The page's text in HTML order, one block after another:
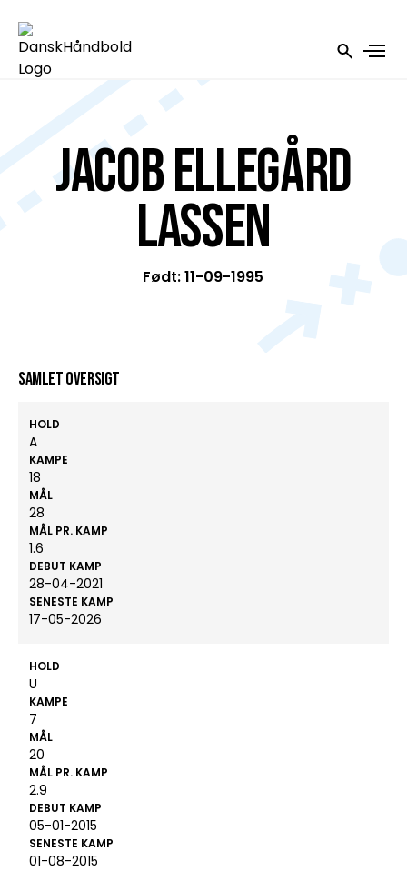
Jacob Ellegård
Lassen
Født: 11-09-1995
Samlet oversigt
HOLD
A
KAMPE
18
MÅL
28
MÅL PR. KAMP
1.6
DEBUT KAMP
28-04-2021
SENESTE KAMP
17-05-2026
HOLD
U
KAMPE
7
MÅL
20
MÅL PR. KAMP
2.9
DEBUT KAMP
05-01-2015
SENESTE KAMP
01-08-2015